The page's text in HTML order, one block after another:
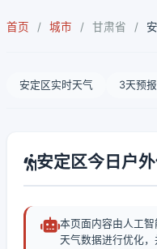
首页 / 城市 / 甘肃省 /
安定区实时天气 3天预报
安定区今日户
本页面内容由人工
天气数据进行优化